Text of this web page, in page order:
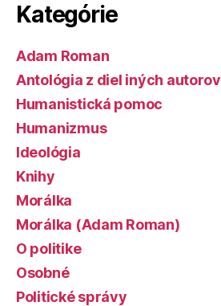
Kategórie
Adam Roman
Antológia z diel iných autorov
Humanistická pomoc
Humanizmus
Ideológia
Knihy
Morálka
Morálka (Adam Roman)
O politike
Osobné
Politické správy